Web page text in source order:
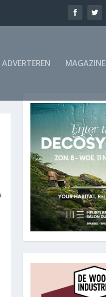
ADVERTEREN MAGAZINE